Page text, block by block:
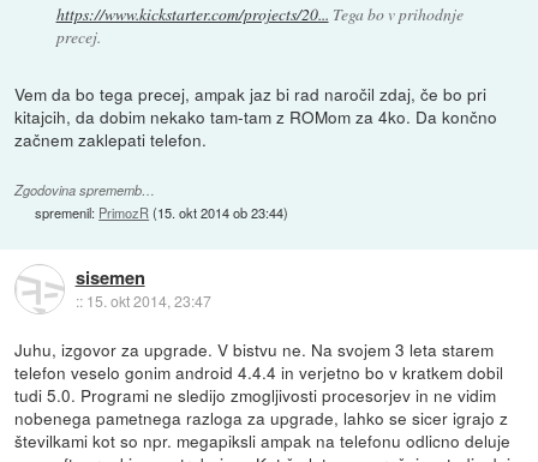
https://www.kickstarter.com/projects/20... Tega bo v prihodnje
precej.
Vem da bo tega precej, ampak jaz bi rad naročil zdaj, če bo pri
kitajcih, da dobim nekako tam-tam z ROMom za 4ko. Da končno
začnem zaklepati telefon.
Zgodovina sprememb…
spremenil: PrimozR (15. okt 2014 ob 23:44)
sisemen
:: 15. okt 2014, 23:47
Juhu, izgovor za upgrade. V bistvu ne. Na svojem 3 leta starem
telefon veselo gonim android 4.4.4 in verjetno bo v kratkem dobil
tudi 5.0. Programi ne sledijo zmogljivosti procesorjev in ne vidim
nobenega pametnega razloga za upgrade, lahko se sicer igrajo z
številkami kot so npr. megapiksli ampak na telefonu odlicno deluje